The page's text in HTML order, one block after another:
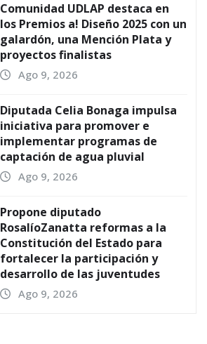
Comunidad UDLAP destaca en
los Premios a! Diseño 2025 con un
galardón, una Mención Plata y
proyectos finalistas
Ago 9, 2026
Diputada Celia Bonaga impulsa
iniciativa para promover e
implementar programas de
captación de agua pluvial
Ago 9, 2026
Propone diputado
RosalíoZanatta reformas a la
Constitución del Estado para
fortalecer la participación y
desarrollo de las juventudes
Ago 9, 2026